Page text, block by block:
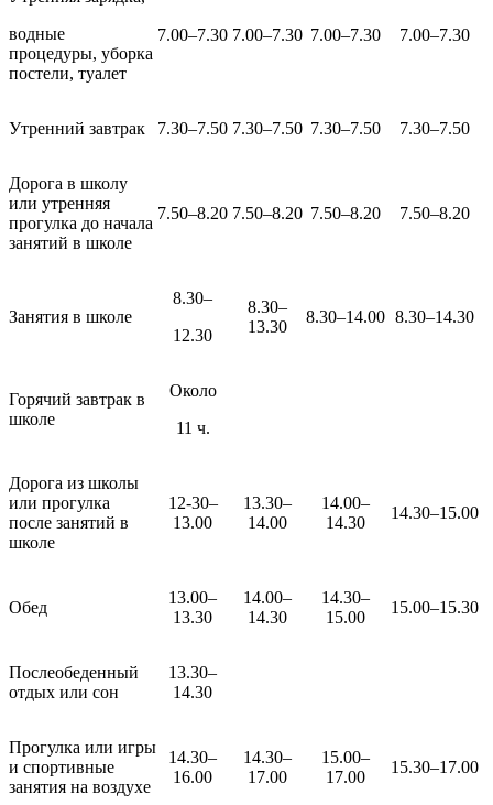
водные
процедуры, уборка
постели, туалет
7.00–7.30 7.00–7.30 7.00–7.30 7.00–7.30
Утренний завтрак 7.30–7.50 7.30–7.50 7.30–7.50 7.30–7.50
Дорога в школу
или утренняя
прогулка до начала
занятий в школе
7.50–8.20 7.50–8.20 7.50–8.20 7.50–8.20
Занятия в школе
8.30–
12.30
8.30–
13.30
8.30–14.00 8.30–14.30
Горячий завтрак в
школе
Около
11 ч.
Дорога из школы
или прогулка
после занятий в
школе
12-30–
13.00
13.30–
14.00
14.00–
14.30
14.30–15.00
Обед
13.00–
13.30
14.00–
14.30
14.30–
15.00
15.00–15.30
Послеобеденный
отдых или сон
13.30–
14.30
Прогулка или игры
и спортивные
занятия на воздухе
14.30–
16.00
14.30–
17.00
15.00–
17.00
15.30–17.00